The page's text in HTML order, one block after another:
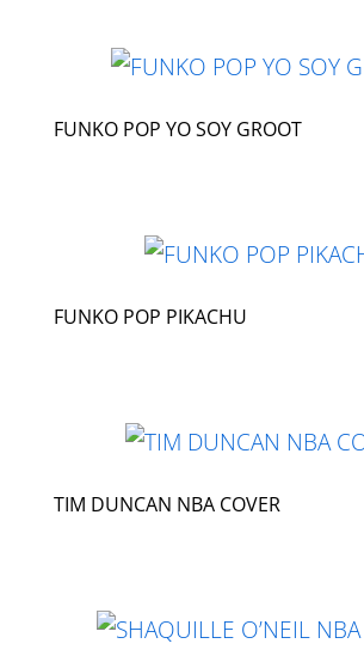
FUNKO POP YO SOY GROOT
FUNKO POP PIKACHU
TIM DUNCAN NBA COVER